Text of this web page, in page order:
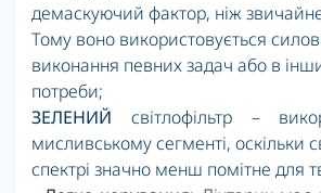
демаскуючий фактор, ніж звичайне
Тому воно використовується
виконання певних задач або в
потреби;
ЗЕЛЕНИЙ світлофільтр –
мисливському сегменті, оскільки
спектрі значно менш помітне для